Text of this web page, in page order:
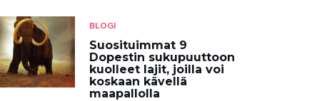
BLOGI
Suosituimmat 9
Dopestin sukupuuttoon
kuolleet lajit, joilla voi
koskaan kävellä
maapallolla